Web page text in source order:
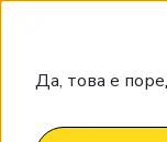
Да, това е
ПОРТАЛ ЗА